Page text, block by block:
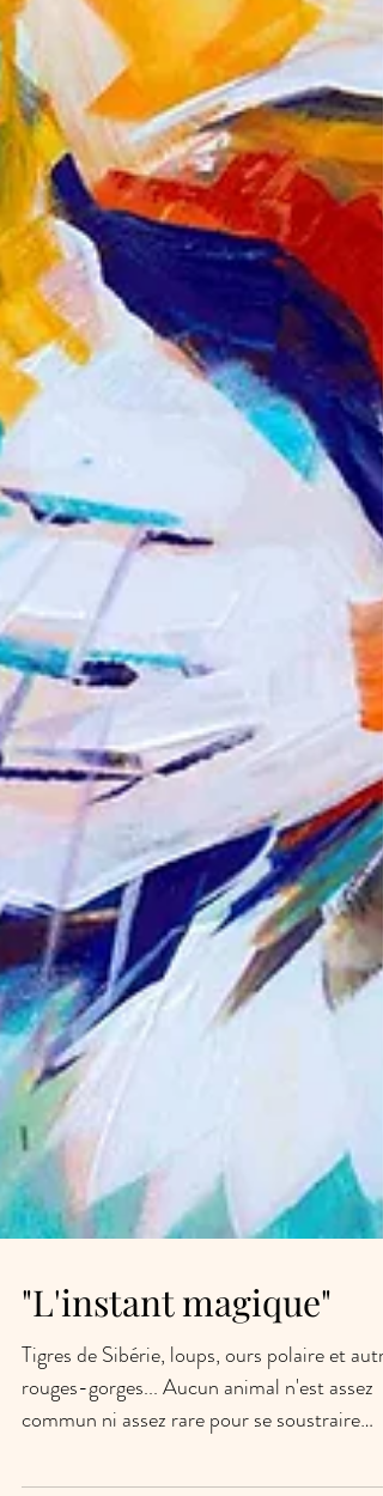
"L'instant magique"
Tigres de Sibérie, loups, ours polaire et
rouges-gorges... Aucun animal n'est assez